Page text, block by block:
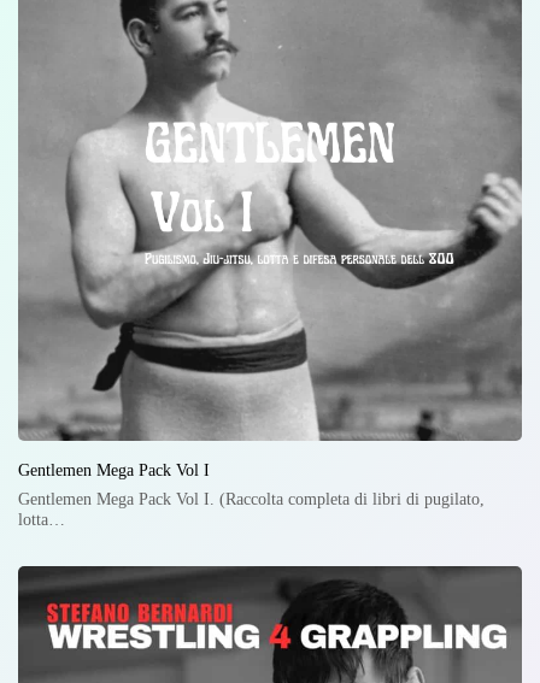
Gentlemen Mega Pack Vol I
Gentlemen Mega Pack Vol I. (Raccolta completa di libri di pugilato,
lotta…